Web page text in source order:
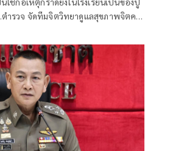
ำรวจ จัดทีมจิตวิทยาดูแลสุขภาพจิตครู